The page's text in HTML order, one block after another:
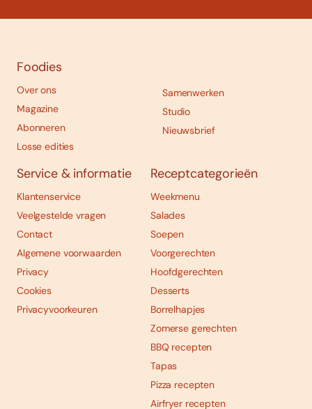
Foodies
Over ons
Magazine
Abonneren
Losse edities
Samenwerken
Studio
Nieuwsbrief
Service & informatie
Klantenservice
Veelgestelde vragen
Contact
Algemene voorwaarden
Privacy
Cookies
Privacyvoorkeuren
Receptcategorieën
Weekmenu
Salades
Soepen
Voorgerechten
Hoofdgerechten
Desserts
Borrelhapjes
Zomerse gerechten
BBQ recepten
Tapas
Pizza recepten
Airfryer recepten